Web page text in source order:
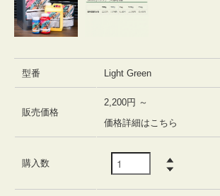
型番 Light Green
販売価格
2,200円 ～
価格詳細はこちら
購入数